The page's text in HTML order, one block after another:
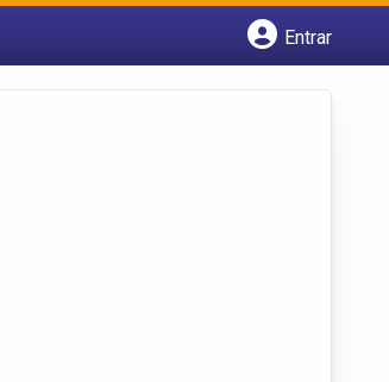
Entrar